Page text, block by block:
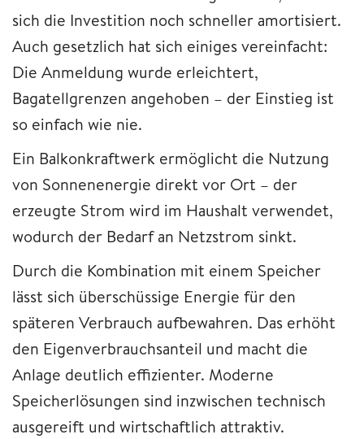
sich die Investition noch schneller amortisiert.
Auch gesetzlich hat sich einiges vereinfacht:
Die Anmeldung wurde erleichtert,
Bagatellgrenzen angehoben – der Einstieg ist
so einfach wie nie.
Ein Balkonkraftwerk ermöglicht die Nutzung
von Sonnenenergie direkt vor Ort – der
erzeugte Strom wird im Haushalt verwendet,
wodurch der Bedarf an Netzstrom sinkt.
Durch die Kombination mit einem Speicher
lässt sich überschüssige Energie für den
späteren Verbrauch aufbewahren. Das erhöht
den Eigenverbrauchsanteil und macht die
Anlage deutlich effizienter. Moderne
Speicherlösungen sind inzwischen technisch
ausgereift und wirtschaftlich attraktiv.